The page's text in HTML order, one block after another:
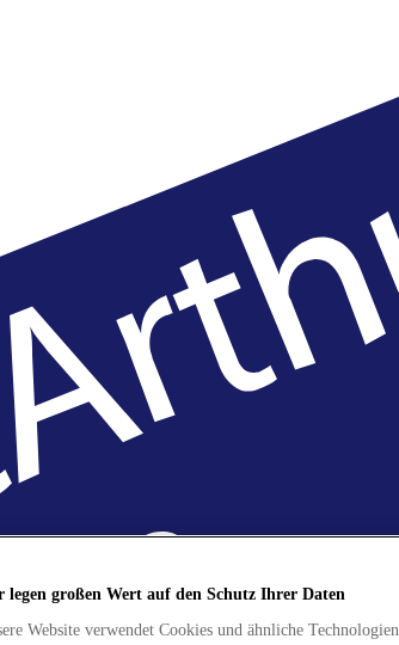
legen großen Wert auf den Schutz Ihrer Daten
Website verwendet Cookies und ähnliche